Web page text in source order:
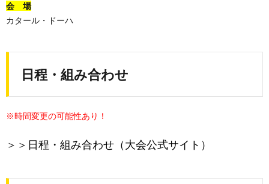
会 場
カタール・ドーハ
日程・組み合わせ
※時間変更の可能性あり！
＞＞ 日程・組み合わせ（大会公式サイト）